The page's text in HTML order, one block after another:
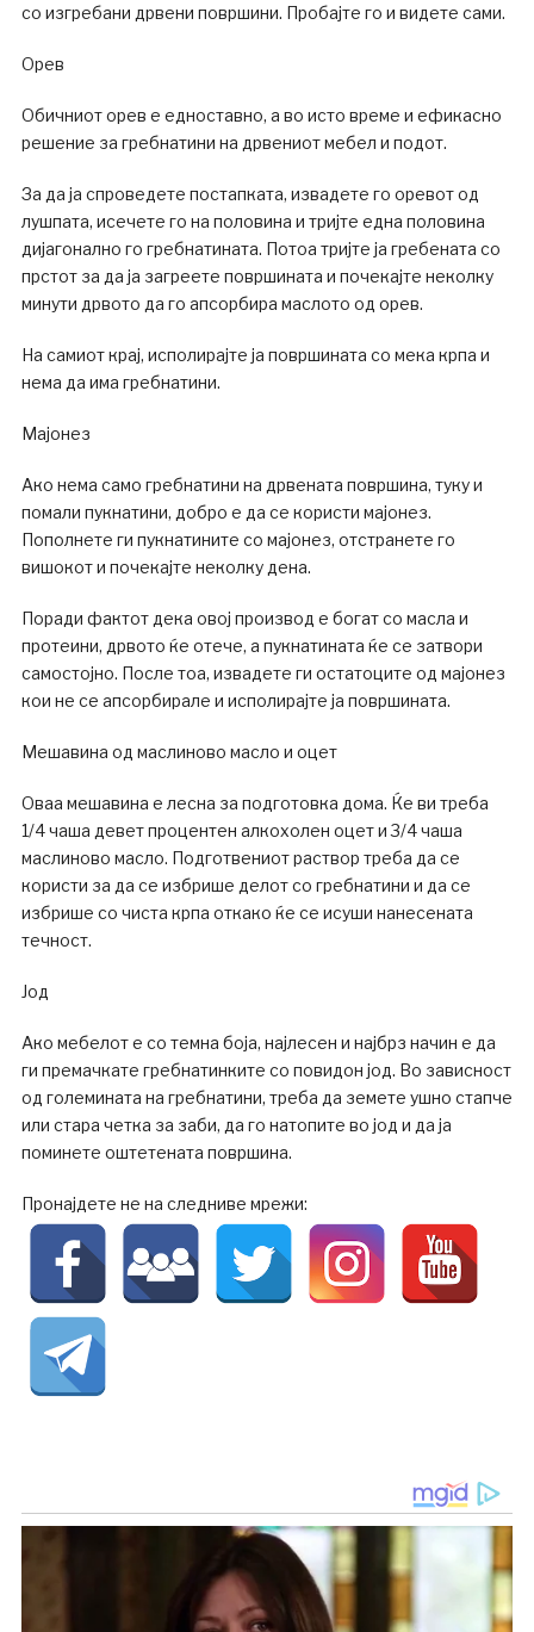
со изгребани дрвени површини. Пробајте го и видете сами.
Орев
Обичниот орев е едноставно, а во исто време и ефикасно
решение за гребнатини на дрвениот мебел и подот.
За да ја спроведете постапката, извадете го оревот од
лушпата, исечете го на половина и тријте една половина
дијагонално го гребнатината. Потоа тријте ја гребената со
прстот за да ја загреете површината и почекајте неколку
минути дрвото да го апсорбира маслото од орев.
На самиот крај, исполирајте ја површината со мека крпа и
нема да има гребнатини.
Мајонез
Ако нема само гребнатини на дрвената површина, туку и
помали пукнатини, добро е да се користи мајонез.
Пополнете ги пукнатините со мајонез, отстранете го
вишокот и почекајте неколку дена.
Поради фактот дека овој производ е богат со масла и
протеини, дрвото ќе отече, а пукнатината ќе се затвори
самостојно. После тоа, извадете ги остатоците од мајонез
кои не се апсорбирале и исполирајте ја површината.
Мешавина од маслиново масло и оцет
Оваа мешавина е лесна за подготовка дома. Ќе ви треба
1/4 чаша девет процентен алкохолен оцет и 3/4 чаша
маслиново масло. Подготвениот раствор треба да се
користи за да се избрише делот со гребнатини и да се
избрише со чиста крпа откако ќе се исуши нанесената
течност.
Јод
Ако мебелот е со темна боја, најлесен и најбрз начин е да
ги премачкате гребнатинките со повидон јод. Во зависност
од големината на гребнатини, треба да земете ушно стапче
или стара четка за заби, да го натопите во јод и да ја
поминете оштетената површина.
Пронајдете не на следниве мрежи: